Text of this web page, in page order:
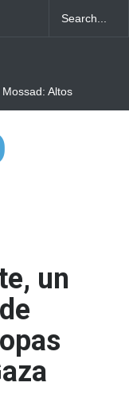
Altos
Roman
de Irán
un